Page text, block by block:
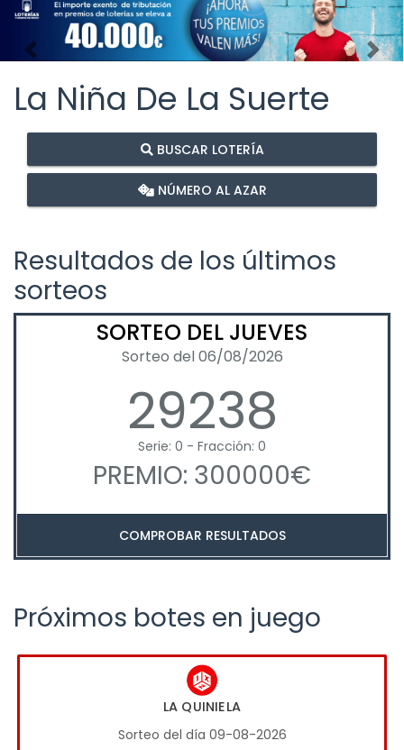
Imagen anterior
La Niña De La Suerte
BUSCAR LOTERÍA
NÚMERO AL AZAR
Resultados de los últimos
sorteos
SORTEO DEL JUEVES
Sorteo del 06/08/2026
29238
Serie: 0 - Fracción: 0
PREMIO: 300000€
COMPROBAR RESULTADOS
Próximos botes en juego
LA QUINIELA
Sorteo del día 09-08-2026